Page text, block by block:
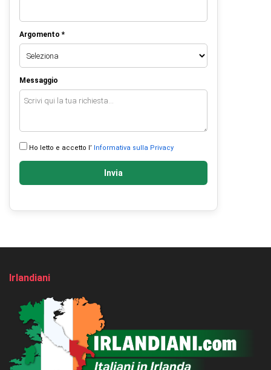
Argomento *
Messaggio
Ho letto e accetto l’ Informativa sulla Privacy
Invia
Irlandiani